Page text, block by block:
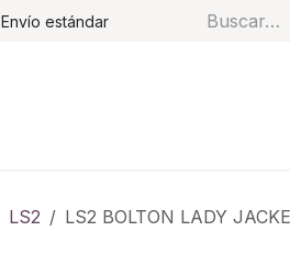
Envío estándar
LS2 LS2 BOLTON LADY